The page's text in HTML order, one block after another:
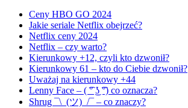
Ceny HBO GO 2024
Jakie seriale Netflix obejrzeć?
Netflix ceny 2024
Netflix – czy warto?
Kierunkowy +12, czyli kto dzwonił?
Kierunkowy 61 – kto do Ciebie dzwonił?
Uważaj na kierunkowy +44
Lenny Face – ( ͡° ͜ʖ ͡°) co oznacza?
Shrug ¯\_(ツ)_/¯ – co znaczy?